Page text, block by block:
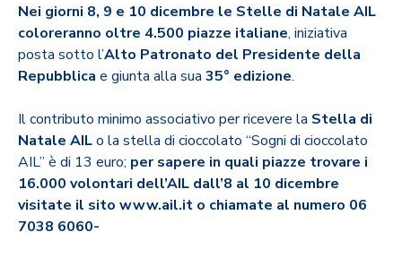
Nei giorni 8, 9 e 10 dicembre le Stelle di Natale AIL
coloreranno oltre 4.500 piazze italiane, iniziativa
posta sotto l’Alto Patronato del Presidente della
Repubblica e giunta alla sua 35° edizione.
Il contributo minimo associativo per ricevere la Stella di
Natale AILo la stella di cioccolato “Sogni di cioccolato
AIL” è di 13 euro; per sapere in quali piazze trovare i
16.000 volontari dell’AIL dall’8 al 10 dicembre
visitate il sito www.ail.it o chiamate al numero 06
7038 6060-